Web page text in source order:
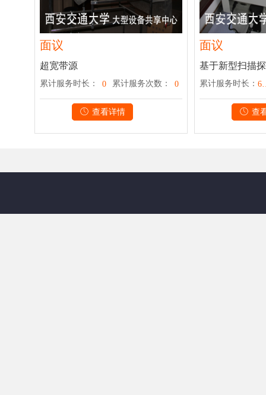
面议
超宽带源
累计服务时长： 0 累计服务次数： 0
查看详情
面议
累计服务时长：
查